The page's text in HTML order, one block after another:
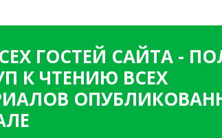
ГОСТЕЙ САЙТА -
К ЧТЕНИЮ ВСЕХ